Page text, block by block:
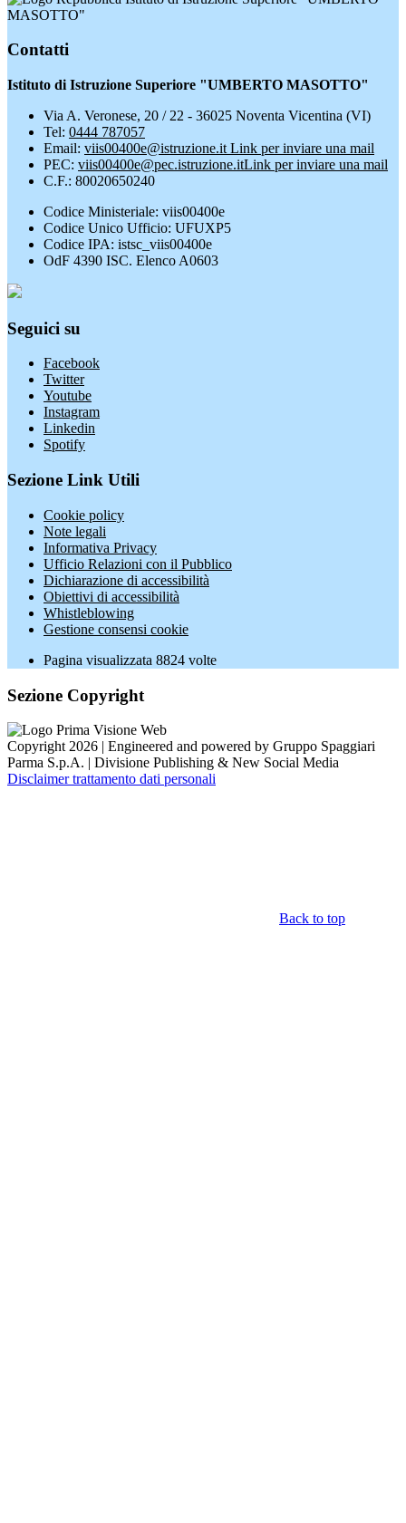
MASOTTO"
Contatti
Istituto di Istruzione Superiore "UMBERTO MASOTTO"
Via A. Veronese, 20 / 22 - 36025 Noventa Vicentina (VI)
Tel: 0444 787057
Email: viis00400e@istruzione.it Link per inviare una mail
PEC: viis00400e@pec.istruzione.itLink per inviare una mail
C.F.: 80020650240
Codice Ministeriale: viis00400e
Codice Unico Ufficio: UFUXP5
Codice IPA: istsc_viis00400e
OdF 4390 ISC. Elenco A0603
Seguici su
Facebook
Twitter
Youtube
Instagram
Linkedin
Spotify
Sezione Link Utili
Cookie policy
Note legali
Informativa Privacy
Ufficio Relazioni con il Pubblico
Dichiarazione di accessibilità
Obiettivi di accessibilità
Whistleblowing
Gestione consensi cookie
Pagina visualizzata 8824 volte
Sezione Copyright
Copyright 2026 | Engineered and powered by Gruppo Spaggiari
Parma S.p.A. | Divisione Publishing & New Social Media
Disclaimer trattamento dati personali
Back to top